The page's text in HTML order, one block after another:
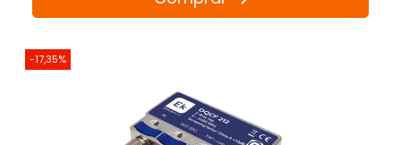
-17,35%